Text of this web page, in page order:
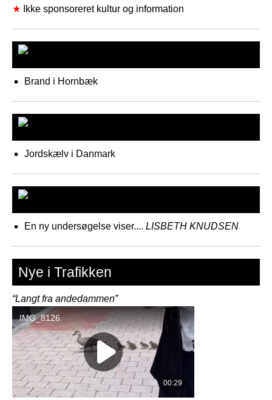
★
Ikke sponsoreret kultur og information
Brand i Hornbæk
Jordskælv i Danmark
En ny undersøgelse viser.... LISBETH KNUDSEN
Nye i Trafikken
“Langt fra andedammen”